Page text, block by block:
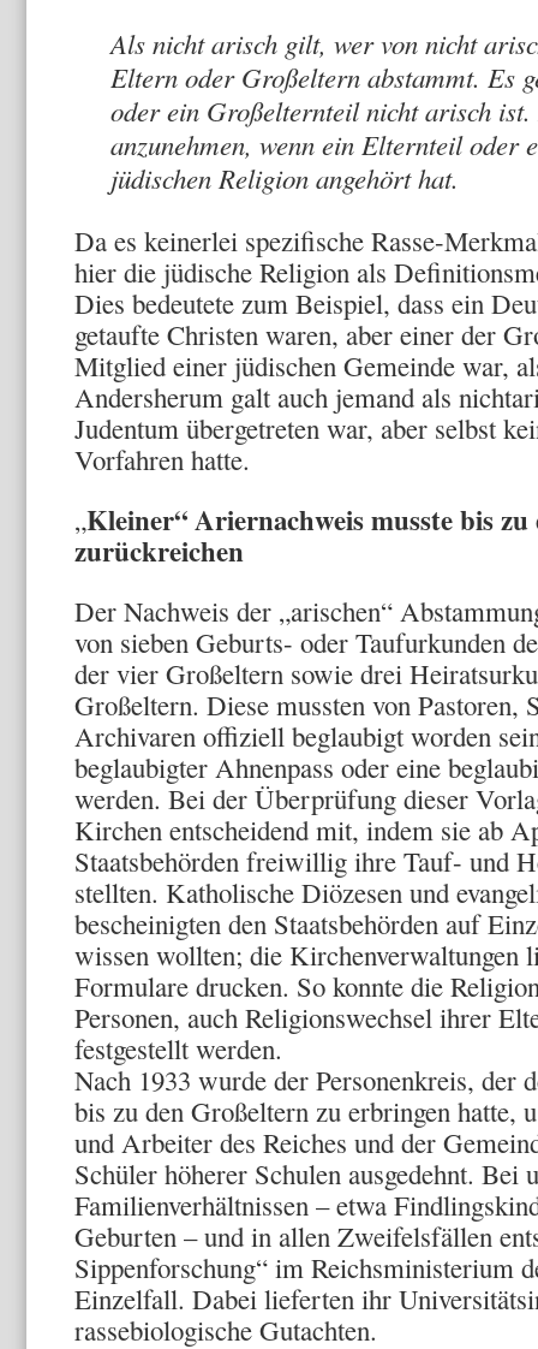
Als nicht arisch gilt, wer von nicht
Eltern oder Großeltern abstammt. Es
oder ein Großelternteil nicht arisch ist.
anzunehmen, wenn ein Elternteil oder
jüdischen Religion angehört hat.
Da es keinerlei spezifische Rasse-
hier die jüdische Religion als
Dies bedeutete zum Beispiel, dass ein
getaufte Christen waren, aber einer der
Mitglied einer jüdischen Gemeinde war,
Andersherum galt auch jemand als
Judentum übergetreten war, aber selbst
Vorfahren hatte.
„Kleiner“ Ariernachweis musste bis
zurückreichen
Der Nachweis der „arischen“
von sieben Geburts- oder Taufurkunden
der vier Großeltern sowie drei
Großeltern. Diese mussten von Pastoren,
Archivaren offiziell beglaubigt worden
beglaubigter Ahnenpass oder eine
werden. Bei der Überprüfung dieser
Kirchen entscheidend mit, indem sie ab
Staatsbehörden freiwillig ihre Tauf- und
stellten. Katholische Diözesen und
bescheinigten den Staatsbehörden auf
wissen wollten; die Kirchenverwaltungen
Formulare drucken. So konnte die
Personen, auch Religionswechsel ihrer
festgestellt werden.
Nach 1933 wurde der Personenkreis, der
bis zu den Großeltern zu erbringen hatte,
und Arbeiter des Reiches und der
Schüler höherer Schulen ausgedehnt. Bei
Familienverhältnissen – etwa
Geburten – und in allen Zweifelsfällen
Sippenforschung“ im Reichsministerium
Einzelfall. Dabei lieferten ihr
rassebiologische Gutachten.